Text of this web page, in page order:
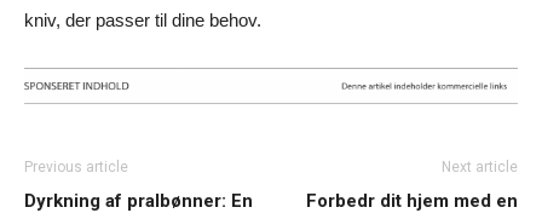
kniv, der passer til dine behov.
Previous article
Dyrkning af pralbønner: En
Next article
Forbedr dit hjem med en